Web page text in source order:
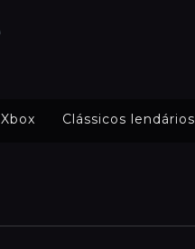
Xbox Clássicos lendários